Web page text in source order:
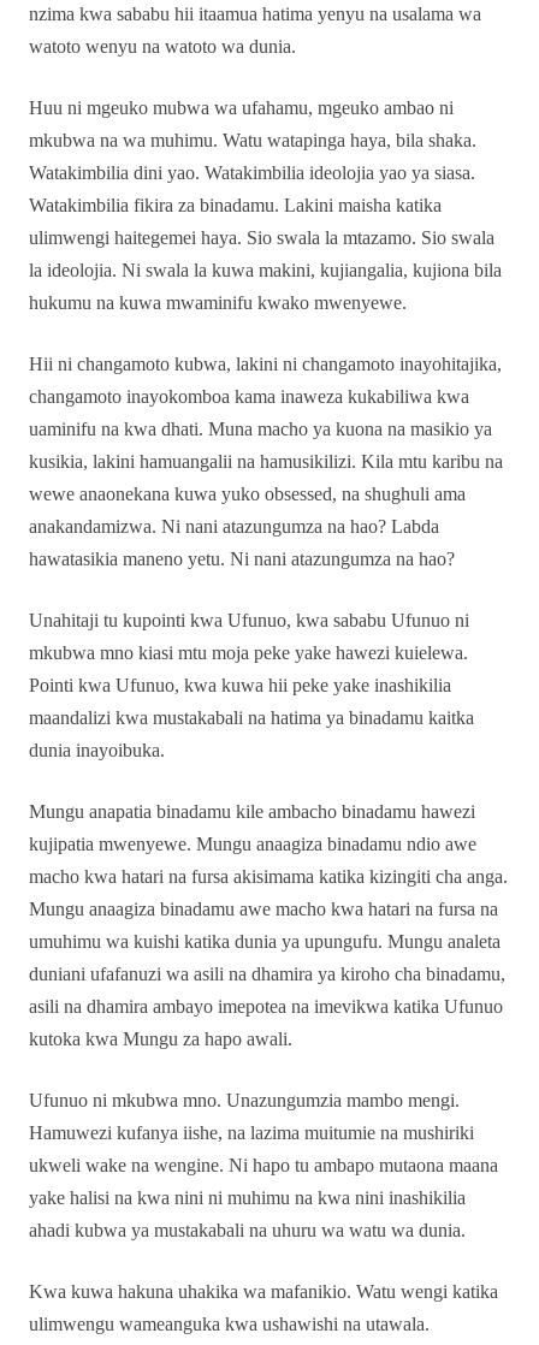
nzima kwa sababu hii itaamua hatima yenyu na usalama wa
watoto wenyu na watoto wa dunia.
Huu ni mgeuko mubwa wa ufahamu, mgeuko ambao ni
mkubwa na wa muhimu. Watu watapinga haya, bila shaka.
Watakimbilia dini yao. Watakimbilia ideolojia yao ya siasa.
Watakimbilia fikira za binadamu. Lakini maisha katika
ulimwengi haitegemei haya. Sio swala la mtazamo. Sio swala
la ideolojia. Ni swala la kuwa makini, kujiangalia, kujiona bila
hukumu na kuwa mwaminifu kwako mwenyewe.
Hii ni changamoto kubwa, lakini ni changamoto inayohitajika,
changamoto inayokomboa kama inaweza kukabiliwa kwa
uaminifu na kwa dhati. Muna macho ya kuona na masikio ya
kusikia, lakini hamuangalii na hamusikilizi. Kila mtu karibu na
wewe anaonekana kuwa yuko obsessed, na shughuli ama
anakandamizwa. Ni nani atazungumza na hao? Labda
hawatasikia maneno yetu. Ni nani atazungumza na hao?
Unahitaji tu kupointi kwa Ufunuo, kwa sababu Ufunuo ni
mkubwa mno kiasi mtu moja peke yake hawezi kuielewa.
Pointi kwa Ufunuo, kwa kuwa hii peke yake inashikilia
maandalizi kwa mustakabali na hatima ya binadamu kaitka
dunia inayoibuka.
Mungu anapatia binadamu kile ambacho binadamu hawezi
kujipatia mwenyewe. Mungu anaagiza binadamu ndio awe
macho kwa hatari na fursa akisimama katika kizingiti cha anga.
Mungu anaagiza binadamu awe macho kwa hatari na fursa na
umuhimu wa kuishi katika dunia ya upungufu. Mungu analeta
duniani ufafanuzi wa asili na dhamira ya kiroho cha binadamu,
asili na dhamira ambayo imepotea na imevikwa katika Ufunuo
kutoka kwa Mungu za hapo awali.
Ufunuo ni mkubwa mno. Unazungumzia mambo mengi.
Hamuwezi kufanya iishe, na lazima muitumie na mushiriki
ukweli wake na wengine. Ni hapo tu ambapo mutaona maana
yake halisi na kwa nini ni muhimu na kwa nini inashikilia
ahadi kubwa ya mustakabali na uhuru wa watu wa dunia.
Kwa kuwa hakuna uhakika wa mafanikio. Watu wengi katika
ulimwengu wameanguka kwa ushawishi na utawala.